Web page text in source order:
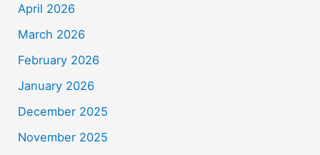
April 2026
March 2026
February 2026
January 2026
December 2025
November 2025